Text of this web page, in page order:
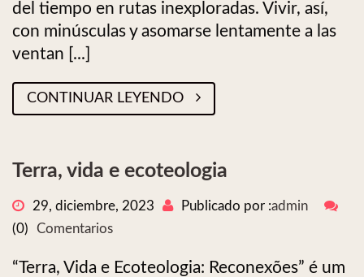
del tiempo en rutas inexploradas. Vivir, así,
con minúsculas y asomarse lentamente a las
ventan [...]
CONTINUAR LEYENDO
Terra, vida e ecoteologia
29, diciembre, 2023 Publicado por :admin
(0)
Comentarios
“Terra, Vida e Ecoteologia: Reconexões” é um